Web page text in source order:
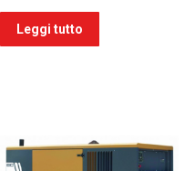
Leggi tutto